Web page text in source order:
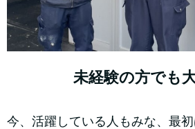
未経験の方でも
今、活躍している人もみな、最初